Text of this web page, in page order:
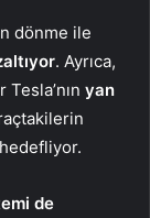
dönme ile
. Ayrıca,
yan
de